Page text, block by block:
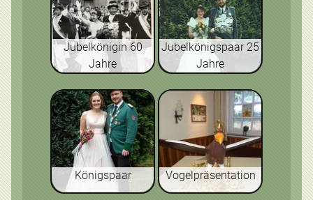
Jubelkönigin 60
Jahre
Jubelkönigspaar 25
Jahre
Königspaar Vogelpräsentation